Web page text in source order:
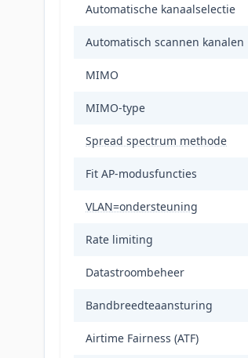
Automatische kanaalselectie
Automatisch scannen kanalen
MIMO
MIMO-type
Spread spectrum methode
Fit AP-modusfuncties
VLAN=ondersteuning
Rate limiting
Datastroombeheer
Bandbreedteaansturing
Airtime Fairness (ATF)